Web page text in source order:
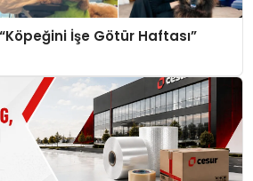
İşe Götür Haftası”